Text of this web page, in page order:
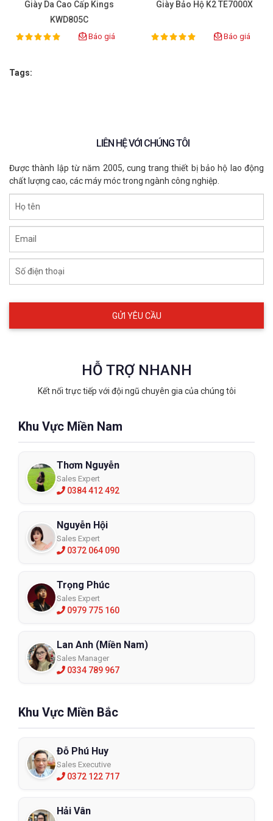
cũng như giữ nguyên được các tính năng ưu việt của
Tránh ngâm giày lâu trong hóa chất hoặc ngâm nước
Giày bảo hộ Ziben ZB-251
XEM CHI TIẾT
Giày Da Cao Cấp Kings
KWD805C
Rating:
100% Báo giá
Giày Bảo Hộ K2 TE7000X
Rating:
100% Báo giá
Tags:
LIÊN HỆ VỚI CHÚNG TÔI
Được thành lập từ năm 2005, cung trang thiết bị bảo hộ lao động
chất lượng cao, các máy móc trong ngành công nghiệp.
Họ tên
Email
Số điện thoại
HỖ TRỢ NHANH
Kết nối trực tiếp với đội ngũ chuyên gia của chúng tôi
Khu Vực Miền Nam
Thơm Nguyễn
Sales Expert
0384 412 492
Nguyễn Hội
Sales Expert
0372 064 090
Trọng Phúc
Sales Expert
0979 775 160
Lan Anh (Miền Nam)
Sales Manager
0334 789 967
Khu Vực Miền Bắc
Đỗ Phú Huy
Sales Executive
0372 122 717
Hải Vân